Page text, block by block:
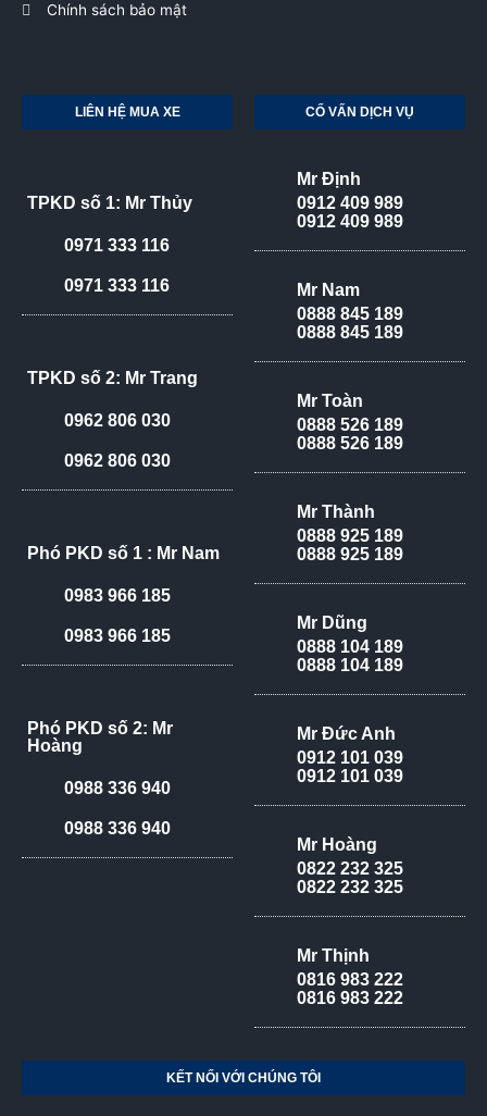
Chính sách bảo mật
LIÊN HỆ MUA XE
TPKD số 1: Mr Thủy
0971 333 116
0971 333 116
TPKD số 2: Mr Trang
0962 806 030
0962 806 030
Phó PKD số 1 : Mr Nam
0983 966 185
0983 966 185
Phó PKD số 2: Mr
Hoàng
0988 336 940
0988 336 940
CỐ VẤN DỊCH VỤ
Mr Định
0912 409 989
0912 409 989
Mr Nam
0888 845 189
0888 845 189
Mr Toàn
0888 526 189
0888 526 189
Mr Thành
0888 925 189
0888 925 189
Mr Dũng
0888 104 189
0888 104 189
Mr Đức Anh
0912 101 039
0912 101 039
Mr Hoàng
0822 232 325
0822 232 325
Mr Thịnh
0816 983 222
0816 983 222
KẾT NỐI VỚI CHÚNG TÔI